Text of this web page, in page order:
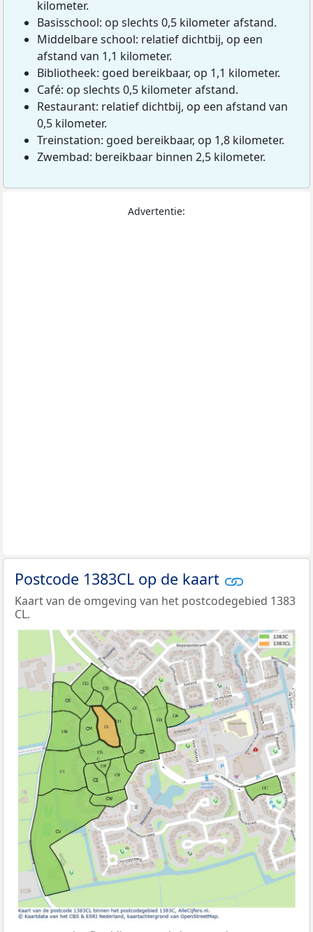
kilometer.
Basisschool: op slechts 0,5 kilometer afstand.
Middelbare school: relatief dichtbij, op een
afstand van 1,1 kilometer.
Bibliotheek: goed bereikbaar, op 1,1 kilometer.
Café: op slechts 0,5 kilometer afstand.
Restaurant: relatief dichtbij, op een afstand van
0,5 kilometer.
Treinstation: goed bereikbaar, op 1,8 kilometer.
Zwembad: bereikbaar binnen 2,5 kilometer.
Advertentie:
Postcode 1383CL op de kaart
Kaart van de omgeving van het postcodegebied 1383
CL.